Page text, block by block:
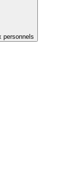
personnels